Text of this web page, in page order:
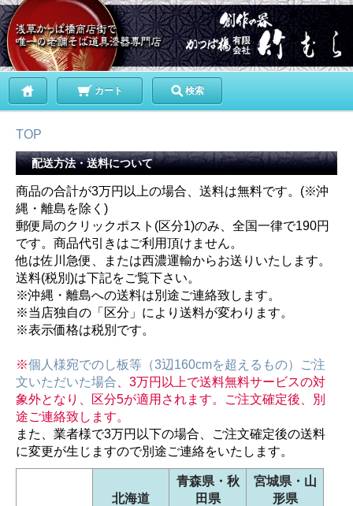
カート 検索
TOP
配送方法・送料について
商品の合計が3万円以上の場合、送料は無料です。(※沖
縄・離島を除く)
郵便局のクリックポスト(区分1)のみ、全国一律で190円
です。商品代引きはご利用頂けません。
他は佐川急便、または西濃運輸からお送りいたします。
送料(税別)は下記をご覧下さい。
※沖縄・離島への送料は別途ご連絡致します。
※当店独自の「区分」により送料が変わります。
※表示価格は税別です。
※個人様宛でのし板等（3辺160cmを超えるもの）ご注
文いただいた場合 、3万円以上で送料無料サービスの対
象外となり、区分5が適用されます。ご注文確定後、別
途ご連絡致します。
また、業者様で3万円以下の場合、ご注文確定後の送料
に変更が生じますので別途ご連絡をいたします。
北海道
青森県・秋
田県
宮城県・山
形県